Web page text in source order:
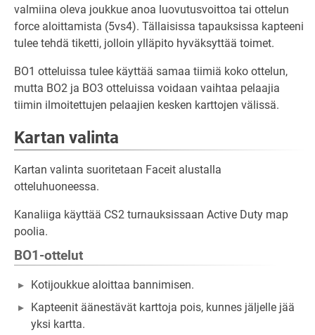
valmiina oleva joukkue anoa luovutusvoittoa tai ottelun
force aloittamista (5vs4). Tällaisissa tapauksissa kapteeni
tulee tehdä tiketti, jolloin ylläpito hyväksyttää toimet.
BO1 otteluissa tulee käyttää samaa tiimiä koko ottelun,
mutta BO2 ja BO3 otteluissa voidaan vaihtaa pelaajia
tiimin ilmoitettujen pelaajien kesken karttojen välissä.
Kartan valinta
Kartan valinta suoritetaan Faceit alustalla
otteluhuoneessa.
Kanaliiga käyttää CS2 turnauksissaan Active Duty map
poolia.
BO1-ottelut
Kotijoukkue aloittaa bannimisen.
Kapteenit äänestävät karttoja pois, kunnes jäljelle jää
yksi kartta.